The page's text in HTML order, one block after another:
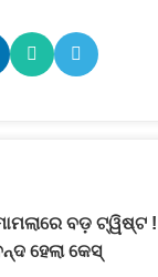
ବଡ଼ ଟ୍ୱିଷ୍ଟ
ହେଲା କେସ୍